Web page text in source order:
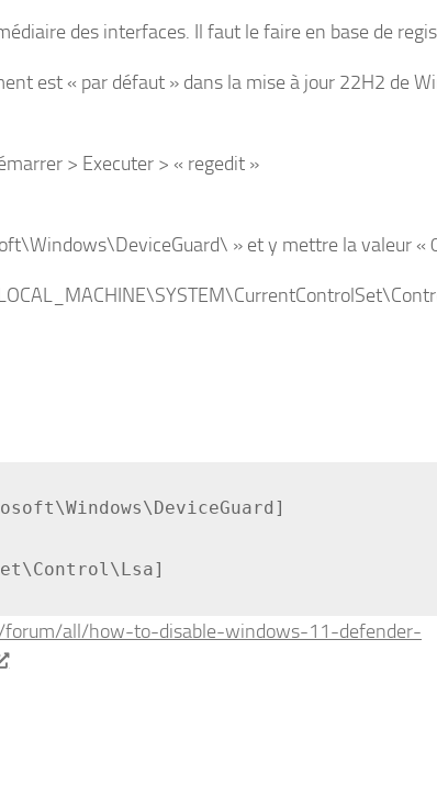
des interfaces. Il faut le faire en base de
est « par défaut » dans la mise à jour 22H2 de
> Executer > « regedit »
» et y mettre la valeur «
all/how-to-disable-windows-11-defender-